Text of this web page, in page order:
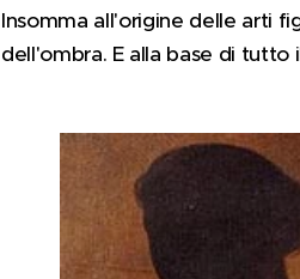
Insomma all'origine delle arti
dell'ombra. E alla base di